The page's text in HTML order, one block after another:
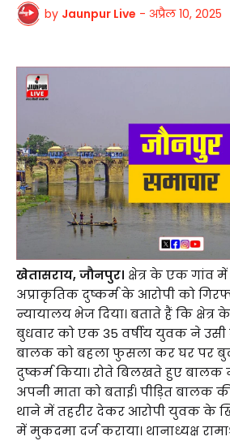
by Jaunpur Live - अप्रैल 10, 2025
खेतासराय, जौनपुर। क्षेत्र के एक गांव
अप्राकृतिक दुष्कर्म के आरोपी को
न्यायालय भेज दिया। बताते हैं कि क्षेत्र
बुधवार को एक 35 वर्षीय युवक ने उसी
बालक को बहला फुसला कर घर पर
दुष्कर्म किया। रोते बिलखते हुए
अपनी माता को बताई। पीड़ित बालक
थाने में तहरीर देकर आरोपी युवक के
में मुकदमा दर्ज कराया। थानाध्यक्ष